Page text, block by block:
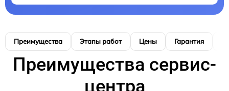
Преимущества Этапы работ Цены Гарантия
Преимущества сервис-
центра